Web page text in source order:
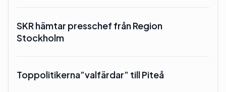
SKR hämtar presschef från Region
Stockholm
Toppolitikerna”valfärdar” till Piteå